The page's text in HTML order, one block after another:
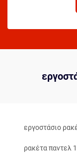
εργοστάσιο
ρακέτα παντελ